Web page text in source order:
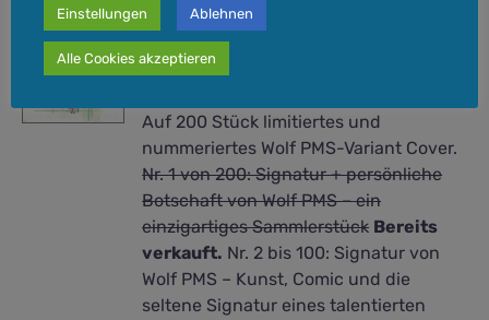
Variant Cover von Wolf PMS
20,00€–
Auf 200 Stück limitiertes und
nummeriertes Wolf PMS-Variant Cover.
Nr. 1 von 200: Signatur + persönliche
Botschaft von Wolf PMS – ein
einzigartiges Sammlerstück Bereits
verkauft. Nr. 2 bis 100: Signatur von
Wolf PMS – Kunst, Comic und die
seltene Signatur eines talentierten
Einstellungen Ablehnen
Alle Cookies akzeptieren